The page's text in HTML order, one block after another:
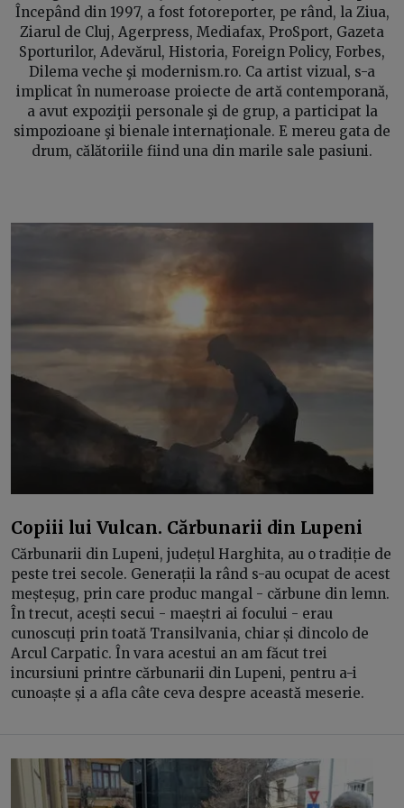
Începând din 1997, a fost fotoreporter, pe rând, la Ziua,
Ziarul de Cluj, Agerpress, Mediafax, ProSport, Gazeta
Sporturilor, Adevărul, Historia, Foreign Policy, Forbes,
Dilema veche şi modernism.ro. Ca artist vizual, s-a
implicat în numeroase proiecte de artă contemporană,
a avut expoziţii personale şi de grup, a participat la
simpozioane şi bienale internaţionale. E mereu gata de
drum, călătoriile fiind una din marile sale pasiuni.
Copiii lui Vulcan. Cărbunarii din Lupeni
Cărbunarii din Lupeni, județul Harghita, au o tradiție de
peste trei secole. Generații la rând s-au ocupat de acest
meșteșug, prin care produc mangal - cărbune din lemn.
În trecut, acești secui - maeștri ai focului - erau
cunoscuți prin toată Transilvania, chiar și dincolo de
Arcul Carpatic. În vara acestui an am făcut trei
incursiuni printre cărbunarii din Lupeni, pentru a-i
cunoaște și a afla câte ceva despre această meserie.